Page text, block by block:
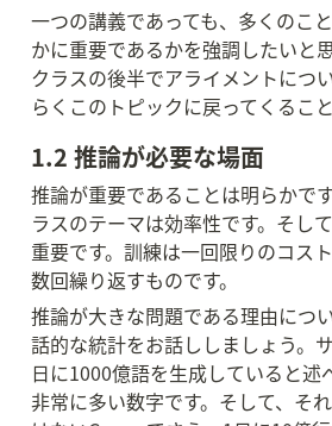
一つの講義であっても、多くのこ
かに重要であるかを強調したいと
クラスの後半でアライメントにつ
らくこのトピックに戻ってくるこ
1.2 推論が必要な場面
推論が重要であることは明らかで
ラスのテーマは効率性です。そし
重要です。訓練は一回限りのコス
数回繰り返すものです。
推論が大きな問題である理由につ
話的な統計をお話ししましょう。
日に1000億語を生成していると述
非常に多い数字です。そして、そ